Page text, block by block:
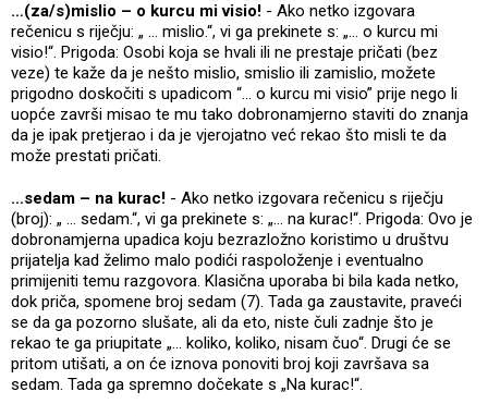
…(za/s)mislio – o kurcu mi visio! - Ako netko izgovara
rečenicu s riječju: „ ... mislio.“, vi ga prekinete s: „... o kurcu mi
visio!“. Prigoda: Osobi koja se hvali ili ne prestaje pričati (bez
veze) te kaže da je nešto mislio, smislio ili zamislio, možete
prigodno doskočiti s upadicom “… o kurcu mi visio” prije nego li
uopće završi misao te mu tako dobronamjerno staviti do znanja
da je ipak pretjerao i da je vjerojatno već rekao što misli te da
može prestati pričati.
…sedam – na kurac! - Ako netko izgovara rečenicu s riječju
(broj): „ ... sedam.“, vi ga prekinete s: „... na kurac!“. Prigoda: Ovo je
dobronamjerna upadica koju bezrazložno koristimo u društvu
prijatelja kad želimo malo podići raspoloženje i eventualno
primijeniti temu razgovora. Klasična uporaba bi bila kada netko,
dok priča, spomene broj sedam (7). Tada ga zaustavite, praveći
se da ga pozorno slušate, ali da eto, niste čuli zadnje što je
rekao te ga priupitate „… koliko, koliko, nisam čuo“. Drugi će se
pritom utišati, a on će iznova ponoviti broj koji završava sa
sedam. Tada ga spremno dočekate s „Na kurac!“.